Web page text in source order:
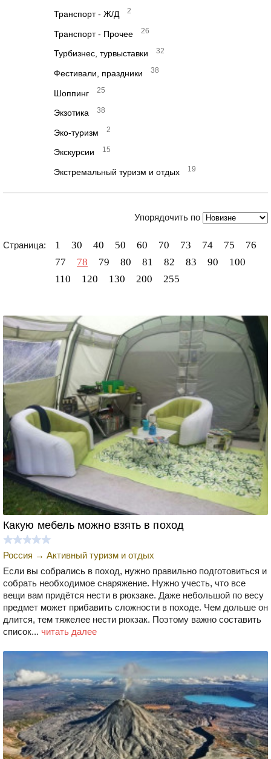
Транспорт - Ж/Д 2
Транспорт - Прочее 26
Турбизнес, турвыставки 32
Фестивали, праздники 38
Шоппинг 25
Экзотика 38
Эко-туризм 2
Экскурсии 15
Экстремальный туризм и отдых 19
Упорядочить по
Страница: 1 30 40 50 60 70 73 74 75
76
77
78 79 80 81 82 83 90
100
110
120 130 200 255
Какую мебель можно взять в поход
Россия → Активный туризм и отдых
Если вы собрались в поход, нужно правильно подготовиться и
собрать необходимое снаряжение. Нужно учесть, что все
вещи вам придётся нести в рюкзаке. Даже небольшой по весу
предмет может прибавить сложности в походе. Чем дольше он
длится, тем тяжелее нести рюкзак. Поэтому важно составить
список... читать далее